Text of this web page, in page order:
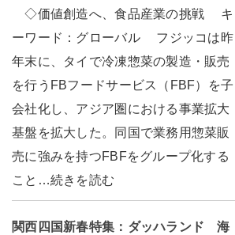
◇価値創造へ、食品産業の挑戦 キ
ーワード：グローバル フジッコは昨
年末に、タイで冷凍惣菜の製造・販売
を行うFBフードサービス（FBF）を子
会社化し、アジア圏における事業拡大
基盤を拡大した。同国で業務用惣菜販
売に強みを持つFBFをグループ化する
こと…続きを読む
関西四国新春特集：ダッハランド 海